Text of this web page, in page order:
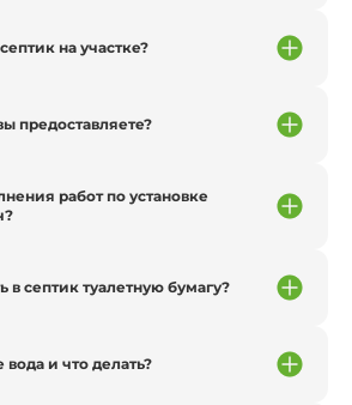
на участке?
предоставляете?
работ по установке
в септик туалетную бумагу?
и что делать?